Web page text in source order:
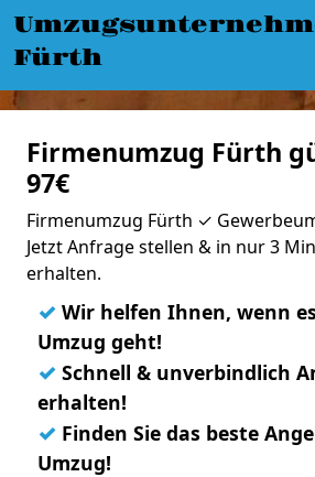
Fürth
Firmenumzug Fürth
97€
Firmenumzug Fürth ✓
Jetzt Anfrage stellen & in nur 3
erhalten.
✓ Wir helfen Ihnen, wenn
Umzug geht!
✓ Schnell & unverbindlich
erhalten!
✓ Finden Sie das beste
Umzug!